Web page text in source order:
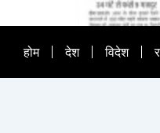
होम देश विदेश